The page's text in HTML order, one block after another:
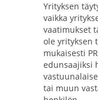
Yrityksen
vaikka
vaatimukset
ole yrityksen
mukaisesti
edunsaajiksi
tai muun